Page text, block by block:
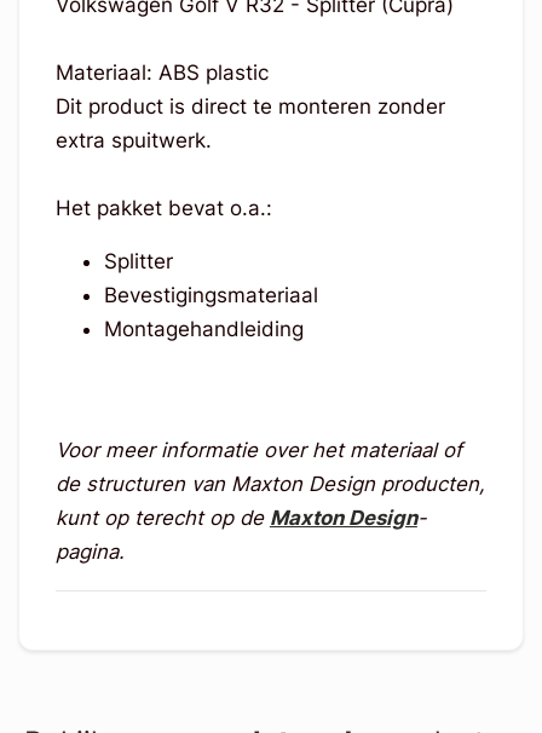
Volkswagen Golf V R32 - Splitter (Cupra)
Materiaal: ABS plastic
Dit product is direct te monteren zonder
extra spuitwerk.
Het pakket bevat o.a.:
Splitter
Bevestigingsmateriaal
Montagehandleiding
Voor meer informatie over het materiaal of
de structuren van Maxton Design producten,
kunt op terecht op de Maxton Design-
pagina.